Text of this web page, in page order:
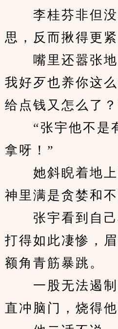
李桂芬非但没
思，反而揪得更紧
嘴里还嚣张地
我好歹也养你这
给点钱又怎么了
“张宇他不是
拿呀！”
她斜睨着地上
神里满是贪婪和不
张宇看到自己
打得如此凄惨，
额角青筋暴跳。
一股无法遏制
直冲脑门，烧得他